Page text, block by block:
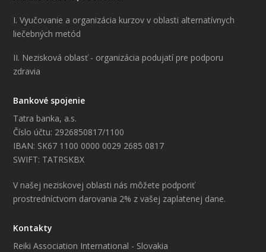
I. Vyučovanie a organizácia kurzov v oblasti alternatívnych
liečebných metód
II. Nezisková oblasť - organizácia podujatí pre podporu
zdravia
Bankové spojenie
Tatra banka, a.s.
Číslo účtu: 2926850817/1100
IBAN: SK67 1100 0000 0029 2685 0817
SWIFT: TATRSKBX
V našej neziskovej oblasti nás môžete podporiť
prostredníctvom darovania 2% z vašej zaplatenej dane.
Kontakty
Reiki Association International - Slovakia